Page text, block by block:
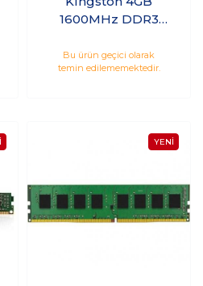
1600MHz DDR3
KVR16S11S8/4WP
Bu ürün geçici olarak
temin edilememektedir.